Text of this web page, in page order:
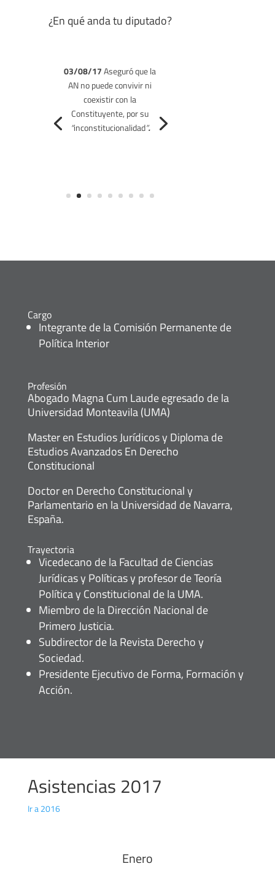
¿En qué anda tu diputado?
03/08/17Aseguró que la
AN no puede convivir ni
coexistir con la
Constituyente, por su
“inconstitucionalidad”.
02/08/17
Cargo
Integrante de la Comisión Permanente de
Política Interior
Profesión
Abogado Magna Cum Laude egresado de la
Universidad Monteavila (UMA)
Master en Estudios Jurídicos y Diploma de
Estudios Avanzados En Derecho
Constitucional
Doctor en Derecho Constitucional y
Parlamentario en la Universidad de Navarra,
España.
Trayectoria
Vicedecano de la Facultad de Ciencias
Jurídicas y Políticas y profesor de Teoría
Política y Constitucional de la UMA.
Miembro de la Dirección Nacional de
Primero Justicia.
Subdirector de la Revista Derecho y
Sociedad.
Presidente Ejecutivo de Forma, Formación y
Acción.
Asistencias 2017
Ir a 2016
Enero